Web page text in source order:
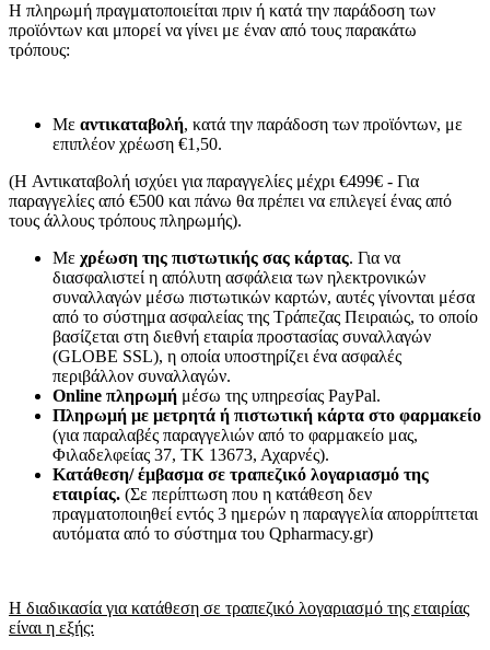
Η πληρωμή πραγματοποιείται πριν ή κατά την παράδοση των
προϊόντων και μπορεί να γίνει με έναν από τους παρακάτω
τρόπους:
Με αντικαταβολή, κατά την παράδοση των προϊόντων, με
επιπλέον χρέωση €1,50.
(H Αντικαταβολή ισχύει για παραγγελίες μέχρι €499€ - Για
παραγγελίες από €500 και πάνω θα πρέπει να επιλεγεί ένας από
τους άλλους τρόπους πληρωμής).
Με χρέωση της πιστωτικής σας κάρτας. Για να
διασφαλιστεί η απόλυτη ασφάλεια των ηλεκτρονικών
συναλλαγών μέσω πιστωτικών καρτών, αυτές γίνονται μέσα
από το σύστημα ασφαλείας της Τράπεζας Πειραιώς, το οποίο
βασίζεται στη διεθνή εταιρία προστασίας συναλλαγών
(GLOBE SSL), η οποία υποστηρίζει ένα ασφαλές
περιβάλλον συναλλαγών.
Online πληρωμή μέσω της υπηρεσίας PayPal.
Πληρωμή με μετρητά ή πιστωτική κάρτα στο φαρμακείο
(για παραλαβές παραγγελιών από το φαρμακείο μας,
Φιλαδελφείας 37, ΤΚ 13673, Αχαρνές).
Κατάθεση/ έμβασμα σε τραπεζικό λογαριασμό της
εταιρίας. (Σε περίπτωση που η κατάθεση δεν
πραγματοποιηθεί εντός 3 ημερών η παραγγελία απορρίπτεται
αυτόματα από το σύστημα του Qpharmacy.gr)
Η διαδικασία για κατάθεση σε τραπεζικό λογαριασμό της εταιρίας
είναι η εξής: